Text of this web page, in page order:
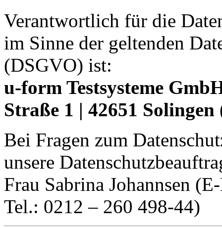
Verantwortlich für die
im Sinne der geltenden
(DSGVO) ist:
u-form Testsysteme
Straße 1 | 42651 Solingen
Bei Fragen zum
unsere
Frau Sabrina Johannsen
Tel.: 0212 – 260 498-44)